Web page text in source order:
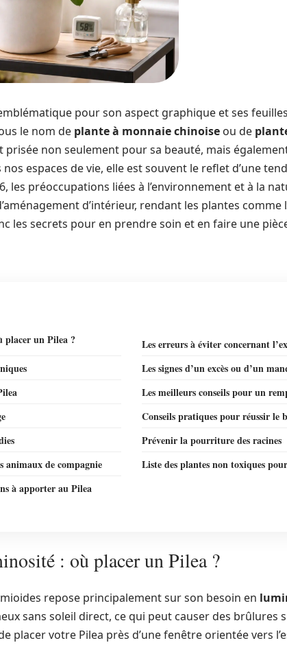
pour son aspect graphique et ses
le nom de plante à monnaie chinoise ou de
prisée non seulement pour sa beauté, mais
espaces de vie, elle est souvent le reflet d’une
les préoccupations liées à l’environnement et à la
d’intérieur, rendant les plantes comme
les secrets pour en prendre soin et en faire une
placer un Pilea ?
Les erreurs à éviter concernant
Les signes d’un excès ou d’un
Les meilleurs conseils pour un
Conseils pratiques pour réussir le
Prévenir la pourriture des racines
animaux de compagnie
Liste des plantes non toxiques
à apporter au Pilea
: où placer un Pilea ?
repose principalement sur son besoin en
sans soleil direct, ce qui peut causer des brûlures
placer votre Pilea près d’une fenêtre orientée vers